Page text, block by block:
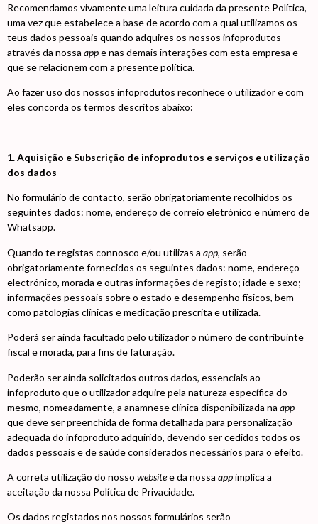
Recomendamos vivamente uma leitura cuidada da presente Política,
uma vez que estabelece a base de acordo com a qual utilizamos os
teus dados pessoais quando adquires os nossos infoprodutos
através da nossa appe nas demais interações com esta empresa e
que se relacionem com a presente política.
Ao fazer uso dos nossos infoprodutos reconhece o utilizador e com
eles concorda os termos descritos abaixo:
1. Aquisição e Subscrição de infoprodutos e serviços e utilização
dos dados
No formulário de contacto, serão obrigatoriamente recolhidos os
seguintes dados: nome, endereço de correio eletrónico e número de
Whatsapp.
Quando te registas connosco e/ou utilizas a app, serão
obrigatoriamente fornecidos os seguintes dados: nome, endereço
electrónico, morada e outras informações de registo; idade e sexo;
informações pessoais sobre o estado e desempenho físicos, bem
como patologias clínicas e medicação prescrita e utilizada.
Poderá ser ainda facultado pelo utilizador o número de contribuinte
fiscal e morada, para fins de faturação.
Poderão ser ainda solicitados outros dados, essenciais ao
infoproduto que o utilizador adquire pela natureza específica do
mesmo, nomeadamente, a anamnese clínica disponibilizada na app
que deve ser preenchida de forma detalhada para personalização
adequada do infoproduto adquirido, devendo ser cedidos todos os
dados pessoais e de saúde considerados necessários para o efeito.
A correta utilização do nosso websitee da nossa appimplica a
aceitação da nossa Política de Privacidade.
Os dados registados nos nossos formulários serão